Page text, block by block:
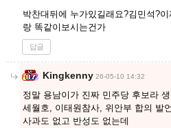
박찬대뒤에 누가있길래요?김민석?
랑 똑같이보시는건가
답글
Kingkenny 26-05-10 14:32
정말 용남이가 진짜 민주당 후보라
세월호, 이태원참사, 위안부 합의 발
사과도 없고 반성도 없는데